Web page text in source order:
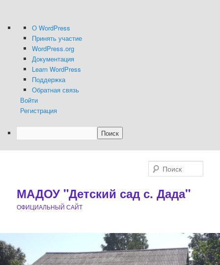
WordPress
О WordPress
Принять участие
WordPress.org
Документация
Learn WordPress
Поддержка
Обратная связь
Войти
Регистрация
Поиск
МАДОУ "Детский сад с. Дада"
ОФИЦИАЛЬНЫЙ САЙТ